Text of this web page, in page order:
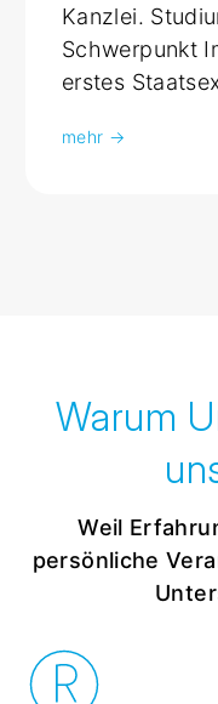
Kanzlei.
Schwerpunkt
erstes
mehr →
Warum
Weil
persönliche